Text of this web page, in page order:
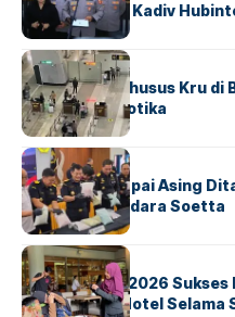
Untung Jabat Kadiv
BANDARABERITA
Ketika Jalur Khusus Kru di
Sindikat Narkotika
BANDARA BERITA
Kopilot Maskapai Asing
Ekstasi di Bandara Soetta
BERITAINDEX
GM For A Day 2026
Operasional Hotel Selama